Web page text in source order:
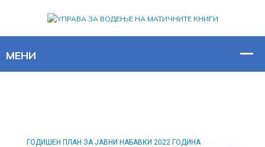
ГОДИШЕН ПЛАН ЗА ЈАВНИ НАБАВКИ 2022 ГОДИНА